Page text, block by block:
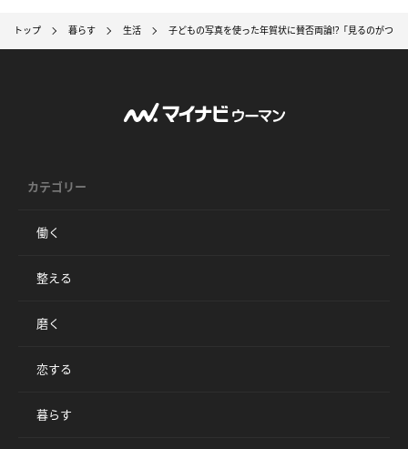
トップ 暮らす 生活 子どもの写真を使った年賀状に賛否両論!?「見るのがつら
カテゴリー
働く
整える
磨く
恋する
暮らす